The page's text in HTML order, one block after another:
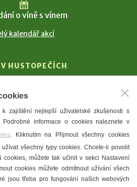
o víně s vínem
kalendář akcí
HUSTOPEČÍCH
G. Masaryk
Mandloně
Ubytování
Restaurace
muzeum a galerie
meníčka
zajištění nejlepší uživatelské zkušenosti s
Podrobné informace o cookies naleznete v
. Kliknutím na Přijmout všechny cookies
všechny typy cookies. Chcete-li povolit
cookies, můžete tak učinit v sekci Nastavení
cookies můžete odmítnout užívání všech
jsou třeba pro fungování našich webových